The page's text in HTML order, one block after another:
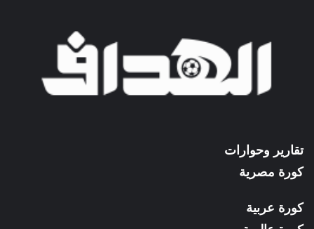
تقارير وحوارات
كورة مصرية
كورة عربية